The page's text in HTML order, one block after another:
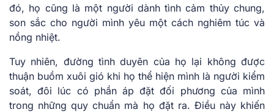
đó, họ cũng là một người dành tình cảm thủy chung,
son sắc cho người mình yêu một cách nghiêm túc và
nồng nhiệt.
Tuy nhiên, đường tình duyên của họ lại không được
thuận buồm xuôi gió khi họ thể hiện mình là người kiểm
soát, đôi lúc có phần áp đặt đối phương của mình
trong những quy chuẩn mà họ đặt ra. Điều này khiến